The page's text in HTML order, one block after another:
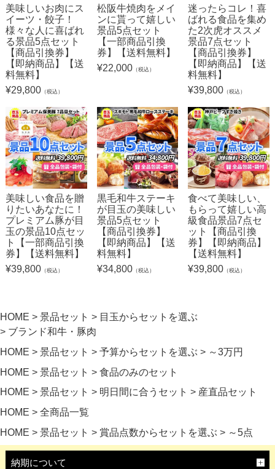
美味しいお肉にス
イーツ・餃子！
様々な人に喜ばれ
る景品5点セット
【商品引換券】
【即納商品】【送
料無料】
¥29,800（税込）
松阪牛焼肉をメイ
ンに貰って嬉しい
景品5点セット
【一部商品引換
券】【送料無料】
¥22,000（税込）
迷ったらコレ！喜
ばれる食品を集め
た2次虎オススメ
景品7点セット
【商品引換券】
【即納商品】【送
料無料】
¥39,800 （税込）
美味しい食品を贈
りたいあなたに！
プレミアム豚が目
玉の景品10点セッ
ト【一部商品引換
券】【送料無料】
¥39,800（税込）
黒毛和牛ステーキ
が目玉の美味しい
景品5点セット
【商品引換券】
【即納商品】【送
料無料】
¥34,800（税込）
食べて美味しい、
もらって嬉しい高
級食品景品7点セ
ット【商品引換
券】【即納商品】
【送料無料】
¥39,800 （税込）
HOME 景品セット
目玉からセットを選ぶ
ブランド和牛・豚肉
HOME
景品セット 予算からセットを選ぶ
～3万円
HOME
景品セット
食品のみのセット
HOME
景品セット 明日間に合うセット
産直品セット
HOME
全商品一覧
HOME
景品セット 賞品点数からセットを選ぶ ～5点
納期について